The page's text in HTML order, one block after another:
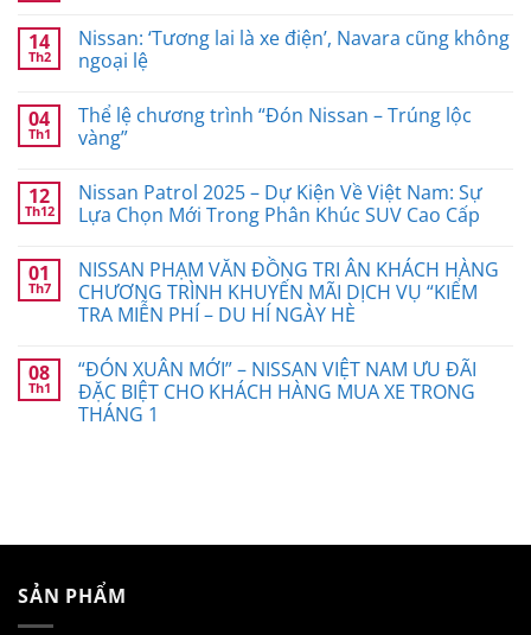
14
Th2
Nissan: ‘Tương lai là xe điện’, Navara cũng không
ngoại lệ
04
Th1
Thể lệ chương trình “Đón Nissan – Trúng lộc
vàng”
12
Th12
Nissan Patrol 2025 – Dự Kiện Về Việt Nam: Sự
Lựa Chọn Mới Trong Phân Khúc SUV Cao Cấp
01
Th7
NISSAN PHẠM VĂN ĐỒNG TRI ÂN KHÁCH HÀNG
CHƯƠNG TRÌNH KHUYẾN MÃI DỊCH VỤ “KIỂM
TRA MIỄN PHÍ – DU HÍ NGÀY HÈ
08
Th1
“ĐÓN XUÂN MỚI” – NISSAN VIỆT NAM ƯU ĐÃI
ĐẶC BIỆT CHO KHÁCH HÀNG MUA XE TRONG
THÁNG 1
SẢN PHẨM